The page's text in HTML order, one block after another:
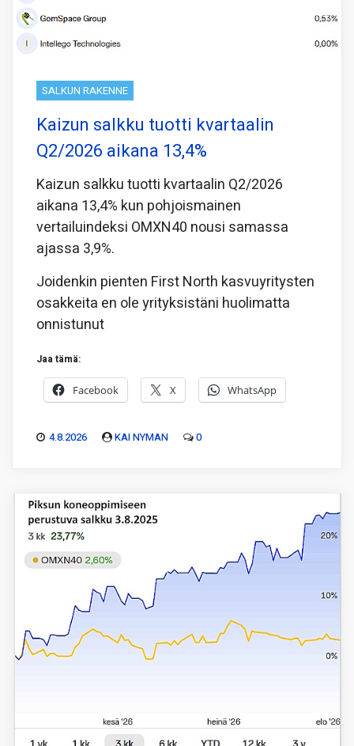
SALKUN RAKENNE
Kaizun salkku tuotti kvartaalin
Q2/2026 aikana 13,4%
Kaizun salkku tuotti kvartaalin Q2/2026
aikana 13,4% kun pohjoismainen
vertailuindeksi OMXN40 nousi samassa
ajassa 3,9%.
Joidenkin pienten First North kasvuyritysten
osakkeita en ole yrityksistäni huolimatta
onnistunut
Jaa tämä:
Facebook X WhatsApp
4.8.2026 KAI NYMAN 0